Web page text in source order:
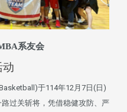
系友会
动
于114年12月7日(日)
过关斩将，凭借稳健攻防、严